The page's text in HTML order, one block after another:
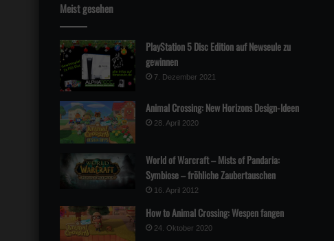
Meist gesehen
PlayStation 5 Disc Edition auf Newseule zu
gewinnen
7. Dezember 2021
Animal Crossing: New Horizons Design-Ideen
28. April 2020
World of Warcraft – Mists of Pandaria:
Symbiose – fröhliche Zaubertauschen
16. April 2012
How to Animal Crossing: Wespen fangen
24. Oktober 2020